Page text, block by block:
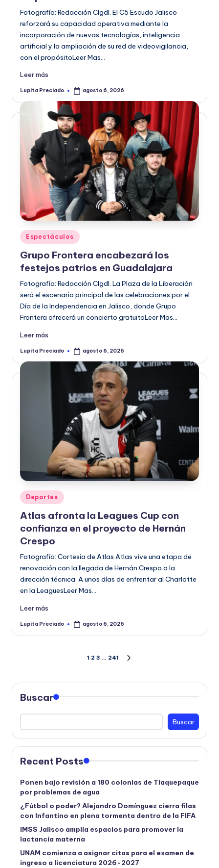
Fotografía: Redacción CIgdl. El C5 Escudo Jalisco
reforzará su capacidad operativa mediante la
incorporación de nuevas tecnologías, inteligencia
artificial y la ampliación de su red de videovigilancia,
con el propósitoLeer Mas…
Leer más
Publicado
Lupita Preciado agosto 6, 2026
Publicado
en
Espectáculos
Grupo Frontera encabezará los
festejos patrios en Guadalajara
Fotografía: Redacción CIgdl. La Plaza de la Liberación
será el escenario principal de las celebraciones por el
Día de la Independencia en Jalisco, donde Grupo
Frontera ofrecerá un concierto gratuitoLeer Mas…
Leer más
Publicado
Lupita Preciado agosto 6, 2026
Publicado
en
Deportes
Atlas afronta la Leagues Cup con
confianza en el proyecto de Hernán
Crespo
Fotografía: Cortesía de Atlas Atlas vive una etapa de
renovación con la llegada de Hernán Crespo a la
dirección técnica. A unos días de enfrentar al Charlotte
en la LeaguesLeer Mas…
Leer más
Publicado
Lupita Preciado agosto 6, 2026
Paginación
de
entradas
1 2 3 … 241
Buscar
Buscar
Recent Posts
Ponen bajo revisión a 180 colonias de Tlaquepaque
por problemas de agua
¿Fútbol o poder? Alejandro Domínguez cierra filas
con Infantino en plena tormenta dentro de la FIFA
IMSS Jalisco amplía espacios para promover la
lactancia materna
UNAM comienza a asignar citas para el examen de
ingreso a licenciatura 2026-2027